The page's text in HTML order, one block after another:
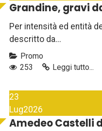
Grandine, gravi
Per intensità ed entità
descritto da...
Promo
253
Leggi tutto...
23
Lug2026
Amedeo Castelli